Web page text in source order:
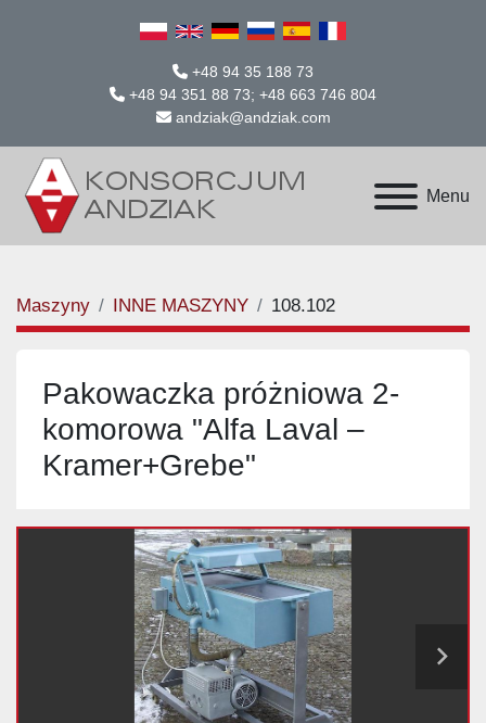
+48 94 35 188 73
+48 94 351 88 73; +48 663 746 804
andziak@andziak.com
Menu
Maszyny INNE MASZYNY 108.102
Pakowaczka próżniowa 2-
komorowa "Alfa Laval –
Kramer+Grebe"